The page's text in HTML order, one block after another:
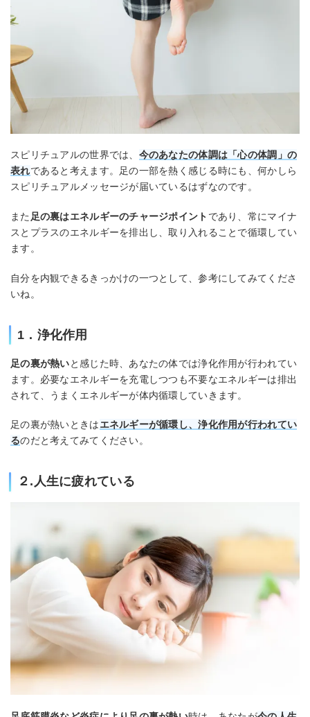
スピリチュアルの世界では、 今のあなたの体調は「心の体調」の
表れであると考えます。足の一部を熱く感じる時にも、何かしら
スピリチュアルメッセージが届いているはずなのです。
また 足の裏はエネルギーのチャージポイント であり、常にマイナ
スとプラスのエネルギーを排出し、取り入れることで循環してい
ます。
自分を内観できるきっかけの一つとして、参考にしてみてくださ
いね。
1．浄化作用
足の裏が熱いと感じた時、あなたの体では浄化作用が行われてい
ます。必要なエネルギーを充電しつつも不要なエネルギーは排出
されて、うまくエネルギーが体内循環していきます。
足の裏が熱いときはエネルギーが循環し、浄化作用が行われてい
るのだと考えてみてください。
２.人生に疲れている